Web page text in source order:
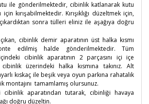
ile gönderilmektedir, cibinlik katlanarak kutu
kırışabilmektedir. Kırışıklığı düzeltmek için,
sonra tülleri eliniz ile aşağıya doğru
cibinlik demir aparatının üst halka kısmı
edilmiş halde gönderilmektedir. Tüm
cibinlik aparatının 2 parçasını içi içe
üzerindeki halka kısmına takınız. Alt
kıskaç ile beşik veya oyun parkına rahatalık
montajını tamamlamış olursunuz.
cibinlik aparatından tutarak, cibinliği havaya
doğru düzeltin.